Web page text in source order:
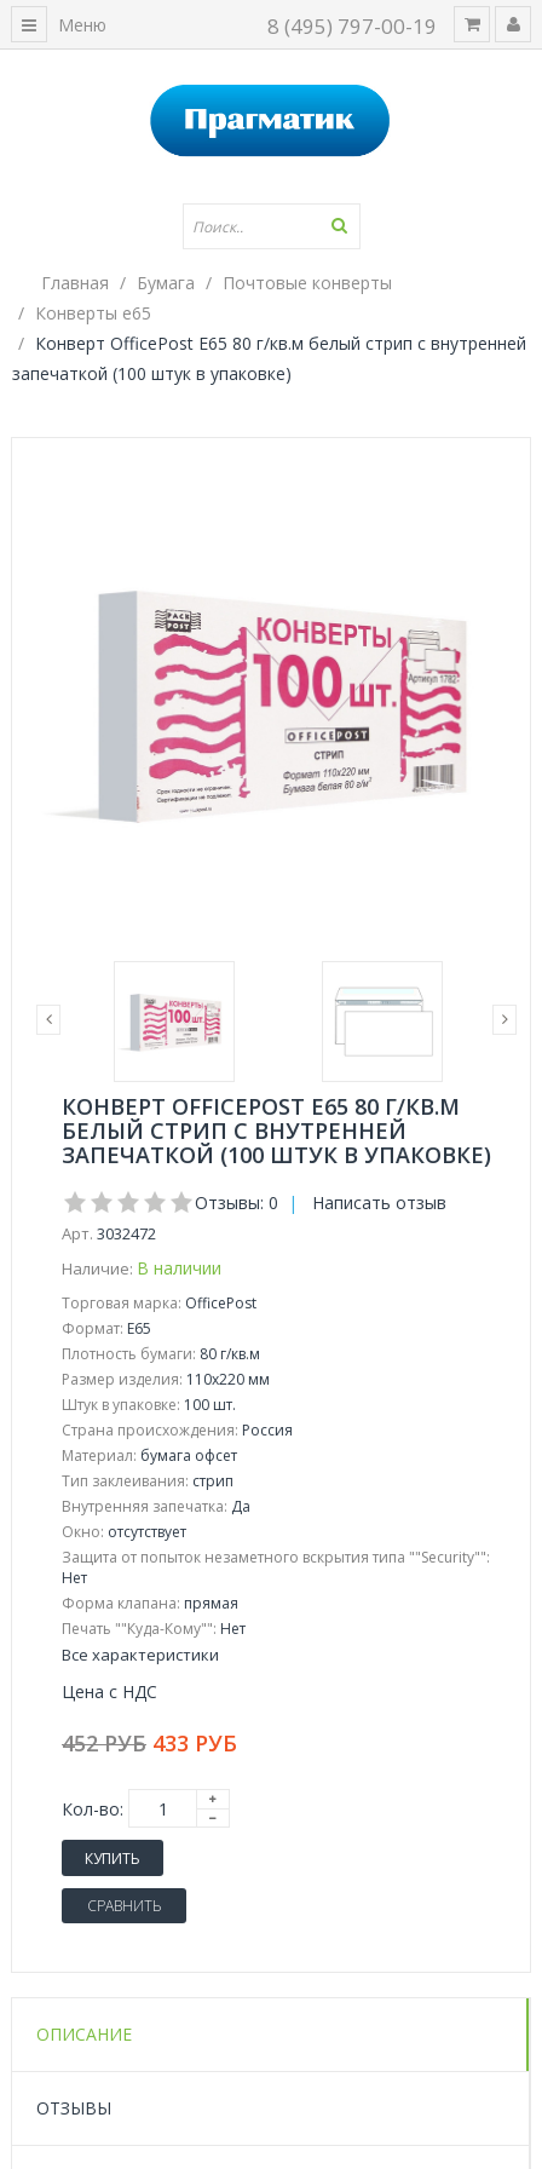
8 (495) 797-00-19
Меню
Главная Бумага
Почтовые конверты
Конверты е65
Конверт OfficePost E65 80 г/кв.м белый стрип с внутренней
запечаткой (100 штук в упаковке)
КОНВЕРТ OFFICEPOST E65 80 Г/КВ.М
БЕЛЫЙ СТРИП С ВНУТРЕННЕЙ
ЗАПЕЧАТКОЙ (100 ШТУК В УПАКОВКЕ)
Отзывы: 0 | Написать отзыв
Арт. 3032472
Наличие: В наличии
Торговая марка: OfficePost
Формат: E65
Плотность бумаги: 80 г/кв.м
Размер изделия: 110x220 мм
Штук в упаковке: 100 шт.
Страна происхождения: Россия
Материал: бумага офсет
Тип заклеивания: стрип
Внутренняя запечатка: Да
Окно: отсутствует
Защита от попыток незаметного вскрытия типа ""Security"":
Нет
Форма клапана: прямая
Печать ""Куда-Кому"": Нет
Все характеристики
Цена с НДС
452 РУБ 433 РУБ
Кол-во:
КУПИТЬ
СРАВНИТЬ
ОПИСАНИЕ
ОТЗЫВЫ